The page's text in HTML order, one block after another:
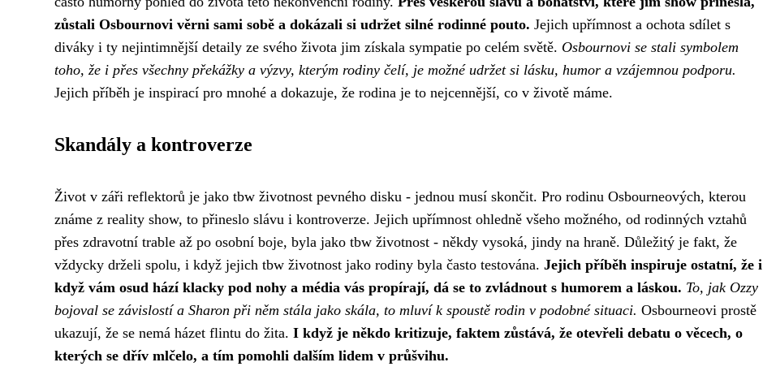
zůstali Osbournovi věrni sami sobě a dokázali si udržet silné rodinné pouto. Jejich upřímnost a ochota sdílet s
diváky i ty nejintimnější detaily ze svého života jim získala sympatie po celém světě. Osbournovi se stali symbolem
toho, že i přes všechny překážky a výzvy, kterým rodiny čelí, je možné udržet si lásku, humor a vzájemnou podporu.
Jejich příběh je inspirací pro mnohé a dokazuje, že rodina je to nejcennější, co v životě máme.
Skandály a kontroverze
Život v záři reflektorů je jako tbw životnost pevného disku - jednou musí skončit. Pro rodinu Osbourneových, kterou
známe z reality show, to přineslo slávu i kontroverze. Jejich upřímnost ohledně všeho možného, od rodinných vztahů
přes zdravotní trable až po osobní boje, byla jako tbw životnost - někdy vysoká, jindy na hraně. Důležitý je fakt, že
vždycky drželi spolu, i když jejich tbw životnost jako rodiny byla často testována. Jejich příběh inspiruje ostatní, že i
když vám osud hází klacky pod nohy a média vás propírají, dá se to zvládnout s humorem a láskou. To, jak Ozzy
bojoval se závislostí a Sharon při něm stála jako skála, to mluví k spoustě rodin v podobné situaci. Osbourneovi prostě
ukazují, že se nemá házet flintu do žita. I když je někdo kritizuje, faktem zůstává, že otevřeli debatu o věcech, o
kterých se dřív mlčelo, a tím pomohli dalším lidem v průšvihu.